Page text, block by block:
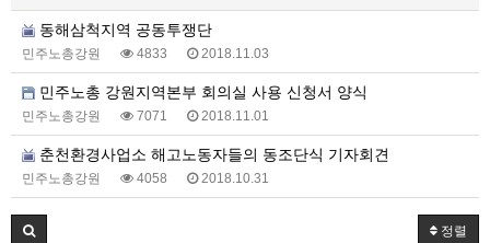
동해삼척지역 공동투쟁단
민주노총강원 4833 2018.11.03
민주노총 강원지역본부 회의실 사용 신청서 양식
민주노총강원 7071 2018.11.01
춘천환경사업소 해고노동자들의 동조단식 기자회견
민주노총강원 4058 2018.10.31
정렬